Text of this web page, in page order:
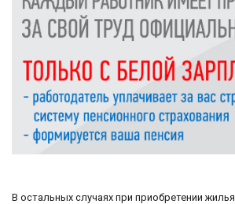
В остальных случаях при приобретении